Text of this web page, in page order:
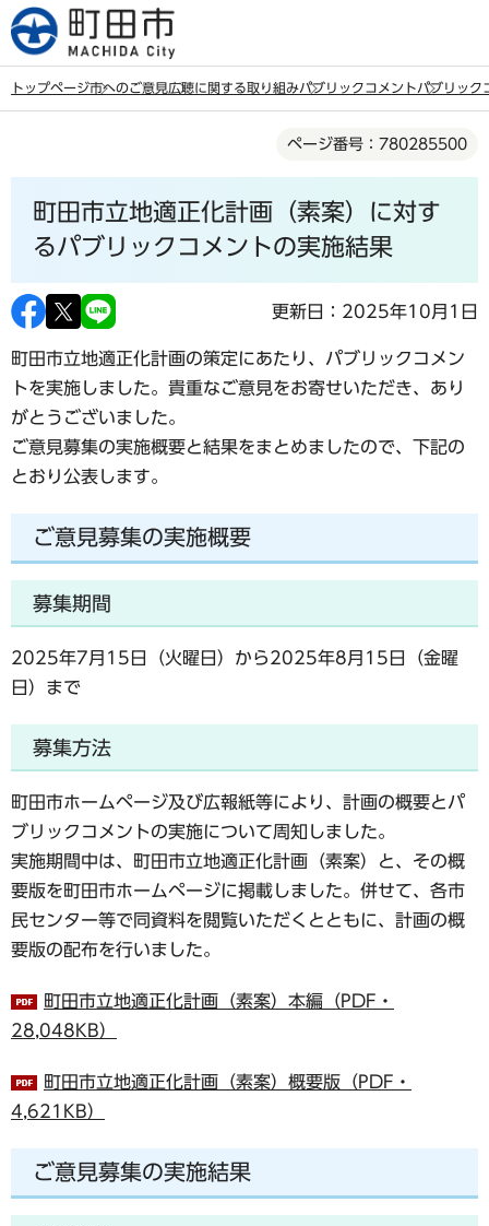
こ
の
トップページ市へのご意見広聴に関する取り組みパブリックコメントパブリック
ページ番号：780285500
町田市立地適正化計画（素案）に対す
るパブリックコメントの実施結果
更新日：2025年10月1日
町田市立地適正化計画の策定にあたり、パブリックコメン
トを実施しました。貴重なご意見をお寄せいただき、あり
がとうございました。
ご意見募集の実施概要と結果をまとめましたので、下記の
とおり公表します。
ご意見募集の実施概要
募集期間
2025年7月15日（火曜日）から2025年8月15日（金曜
日）まで
募集方法
町田市ホームページ及び広報紙等により、計画の概要とパ
ブリックコメントの実施について周知しました。
実施期間中は、町田市立地適正化計画（素案）と、その概
要版を町田市ホームページに掲載しました。併せて、各市
民センター等で同資料を閲覧いただくとともに、計画の概
要版の配布を行いました。
町田市立地適正化計画（素案）本編（PDF・
28,048KB）
町田市立地適正化計画（素案）概要版（PDF・
4,621KB）
ご意見募集の実施結果